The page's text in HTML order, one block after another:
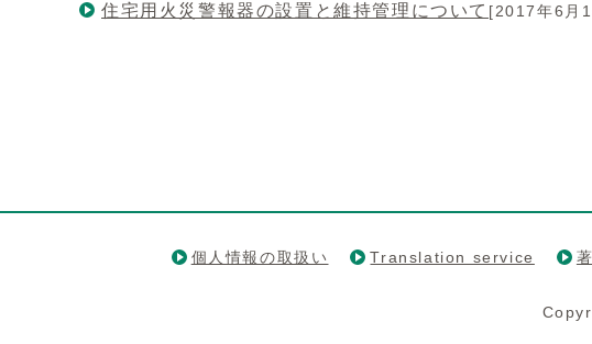
住宅用火災警報器の設置と維持管理について [2017年6月
個人情報の取扱い Translation service